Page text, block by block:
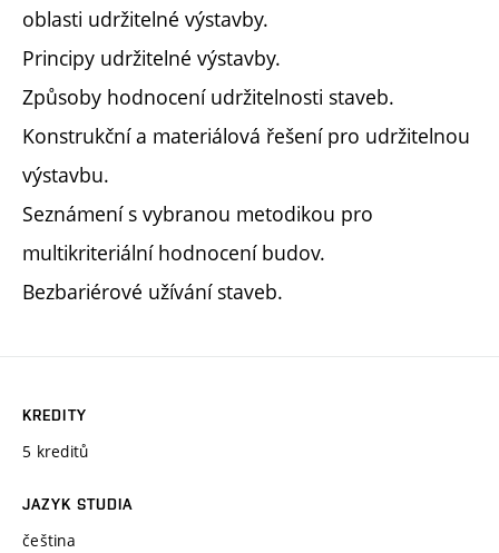
oblasti udržitelné výstavby.
Principy udržitelné výstavby.
Způsoby hodnocení udržitelnosti staveb.
Konstrukční a materiálová řešení pro udržitelnou
výstavbu.
Seznámení s vybranou metodikou pro
multikriteriální hodnocení budov.
Bezbariérové užívání staveb.
KREDITY
5 kreditů
JAZYK STUDIA
čeština